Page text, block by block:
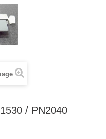
/ PN2040